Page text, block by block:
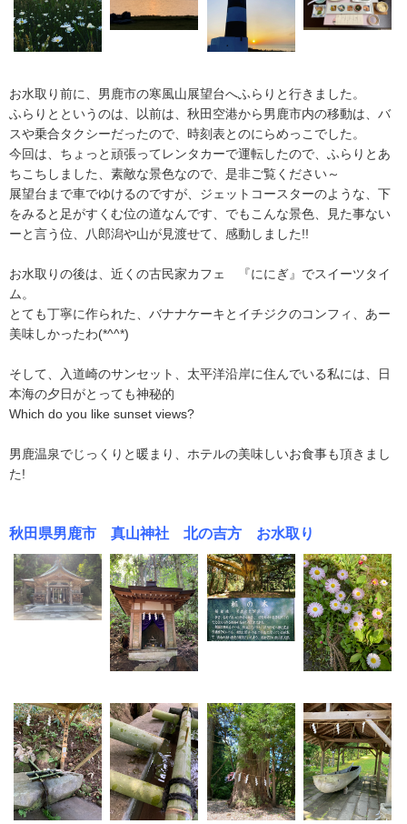
お水取り前に、男鹿市の寒風山展望台へふらりと行きました。
ふらりとというのは、以前は、秋田空港から男鹿市内の移動は、バ
スや乗合タクシーだったので、時刻表とのにらめっこでした。
今回は、ちょっと頑張ってレンタカーで運転したので、ふらりとあ
ちこちしました、素敵な景色なので、是非ご覧ください～
展望台まで車でゆけるのですが、ジェットコースターのような、下
をみると足がすくむ位の道なんです、でもこんな景色、見た事ない
ーと言う位、八郎潟や山が見渡せて、感動しました!!
お水取りの後は、近くの古民家カフェ 『ににぎ』でスイーツタイ
ム。
とても丁寧に作られた、バナナケーキとイチジクのコンフィ、あー
美味しかったわ(*^^*)
そして、入道崎のサンセット、太平洋沿岸に住んでいる私には、日
本海の夕日がとっても神秘的
Which do you like sunset views?
男鹿温泉でじっくりと暖まり、ホテルの美味しいお食事も頂きまし
た!
秋田県男鹿市 真山神社 北の吉方 お水取り